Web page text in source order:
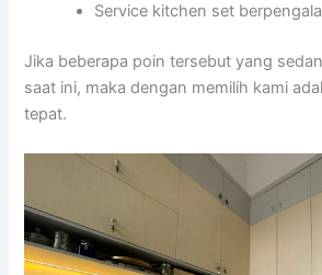
Service kitchen set
Jika beberapa poin tersebut yang
saat ini, maka dengan memilih kami
tepat.